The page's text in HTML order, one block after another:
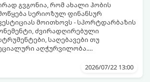
გვგონია, რომ ახალი ჰობის
სერიოზულ ფინანსურ
მოითხოვს - სპორტდარბაზის
ძვირადღირებული
საღებავები თუ
აღჭურვილობა.
და სასარგებლო
ინტერნეტი, სმარტფონი, ფურცელი
2026/07/22 13:00